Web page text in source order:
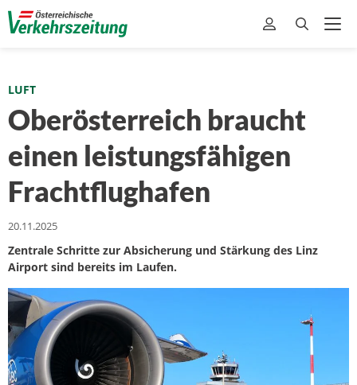
LUFT
Oberösterreich braucht
einen leistungsfähigen
Frachtflughafen
20.11.2025
Zentrale Schritte zur Absicherung und Stärkung des Linz
Airport sind bereits im Laufen.